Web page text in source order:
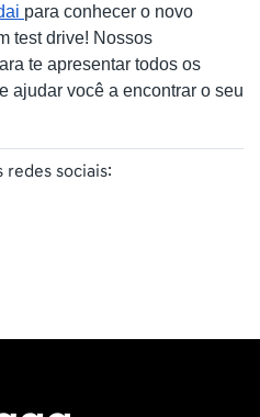
para conhecer o novo
test drive! Nossos
te apresentar todos os
ajudar você a encontrar o seu
sociais: